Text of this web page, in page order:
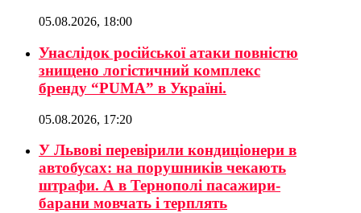
05.08.2026, 18:00
Унаслідок російської атаки повністю
знищено логістичний комплекс
бренду “PUMA” в Україні.
05.08.2026, 17:20
У Львові перевірили кондиціонери в
автобусах: на порушників чекають
штрафи. А в Тернополі пасажири-
барани мовчать і терплять